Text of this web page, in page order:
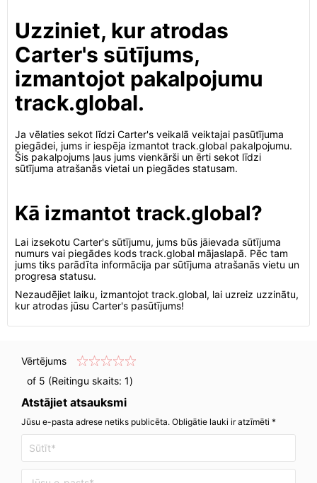
Uzziniet, kur atrodas
Carter's sūtījums,
izmantojot pakalpojumu
track.global.
Ja vēlaties sekot līdzi Carter's veikalā veiktajai pasūtījuma
piegādei, jums ir iespēja izmantot track.global pakalpojumu.
Šis pakalpojums ļaus jums vienkārši un ērti sekot līdzi
sūtījuma atrašanās vietai un piegādes statusam.
Kā izmantot track.global?
Lai izsekotu Carter's sūtījumu, jums būs jāievada sūtījuma
numurs vai piegādes kods track.global mājaslapā. Pēc tam
jums tiks parādīta informācija par sūtījuma atrašanās vietu un
progresa statusu.
Nezaudējiet laiku, izmantojot track.global, lai uzreiz uzzinātu,
kur atrodas jūsu Carter's pasūtījums!
Vērtējums
of 5 (Reitingu skaits: 1)
Atstājiet atsauksmi
Jūsu e-pasta adrese netiks publicēta. Obligātie lauki ir atzīmēti *